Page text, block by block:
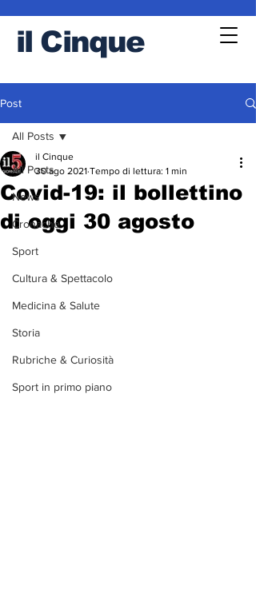
il Cinque
Post
All Posts
News
Cronache
Sport
Cultura & Spettacolo
Medicina & Salute
Storia
Rubriche & Curiosità
Sport in primo piano
All Posts
Covid-19: il bollettino
di oggi 30 agosto
il Cinque
30 ago 2021 Tempo di lettura: 1 min